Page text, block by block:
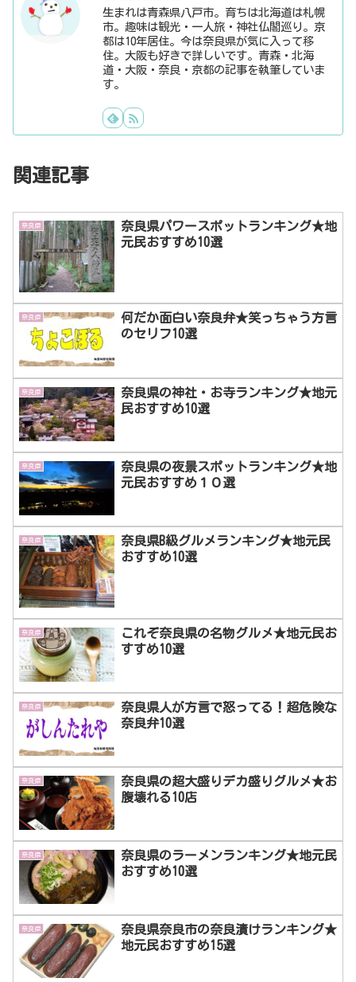
生まれは青森県八戸市。育ちは北海道は札幌
市。趣味は観光・一人旅・神社仏閣巡り。京
都は10年居住。今は奈良県が気に入って移
住。大阪も好きで詳しいです。青森・北海
道・大阪・奈良・京都の記事を執筆していま
す。
関連記事
奈良県
奈良県パワースポットランキング★地
元民おすすめ10選
奈良県
何だか面白い奈良弁★笑っちゃう方言
のセリフ10選
奈良県
奈良県の神社・お寺ランキング★地元
民おすすめ10選
奈良県
奈良県の夜景スポットランキング★地
元民おすすめ１０選
奈良県
奈良県B級グルメランキング★地元民
おすすめ10選
奈良県
これぞ奈良県の名物グルメ★地元民お
すすめ10選
奈良県
奈良県人が方言で怒ってる！超危険な
奈良弁10選
奈良県
奈良県の超大盛りデカ盛りグルメ★お
腹壊れる10店
奈良県
奈良県のラーメンランキング★地元民
おすすめ10選
奈良県
奈良県奈良市の奈良漬けランキング★
地元民おすすめ15選